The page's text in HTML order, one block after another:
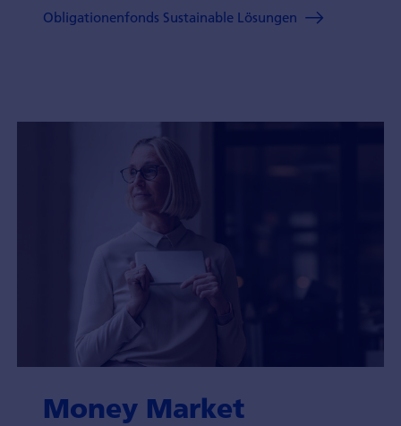
Obligationenfonds Sustainable Lösungen
Money Market